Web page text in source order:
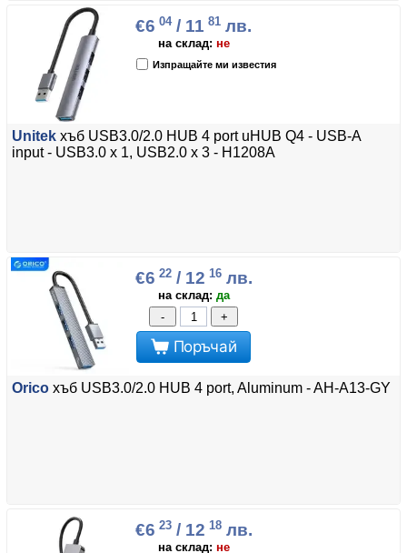
€6 04/ 11 81 лв.
на склад: не
Изпращайте ми известия
Unitek хъб USB3.0/2.0 HUB 4 port uHUB Q4 - USB-A
input - USB3.0 x 1, USB2.0 x 3 - H1208A
€6 22/ 12 16лв.
на склад: да
-
+
Поръчай
Orico хъб USB3.0/2.0 HUB 4 port, Aluminum - AH-A13-GY
€6 23/ 12 18лв.
на склад: не